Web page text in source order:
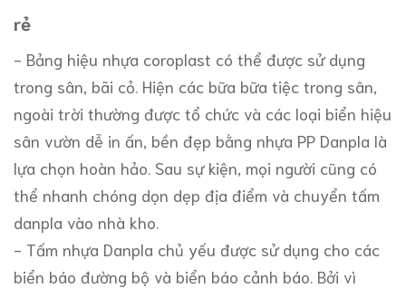
rẻ
- Bảng hiệu nhựa coroplast có thể được sử dụng
trong sân, bãi cỏ. Hiện các bữa bữa tiệc trong sân,
ngoài trời thường được tổ chức và các loại biển hiệu
sân vườn dễ in ấn, bền đẹp bằng nhựa PP Danpla là
lựa chọn hoàn hảo. Sau sự kiện, mọi người cũng có
thể nhanh chóng dọn dẹp địa điểm và chuyển tấm
danpla vào nhà kho.
- Tấm nhựa Danpla chủ yếu được sử dụng cho các
biển báo đường bộ và biển báo cảnh báo. Bởi vì